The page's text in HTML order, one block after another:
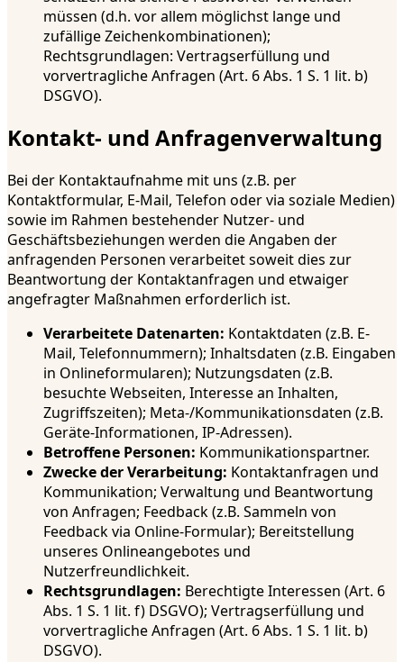
müssen (d.h. vor allem möglichst lange und
zufällige Zeichenkombinationen);
Rechtsgrundlagen: Vertragserfüllung und
vorvertragliche Anfragen (Art. 6 Abs. 1 S. 1 lit. b)
DSGVO).
Kontakt- und Anfragenverwaltung
Bei der Kontaktaufnahme mit uns (z.B. per
Kontaktformular, E-Mail, Telefon oder via soziale Medien)
sowie im Rahmen bestehender Nutzer- und
Geschäftsbeziehungen werden die Angaben der
anfragenden Personen verarbeitet soweit dies zur
Beantwortung der Kontaktanfragen und etwaiger
angefragter Maßnahmen erforderlich ist.
Verarbeitete Datenarten: Kontaktdaten (z.B. E-
Mail, Telefonnummern); Inhaltsdaten (z.B. Eingaben
in Onlineformularen); Nutzungsdaten (z.B.
besuchte Webseiten, Interesse an Inhalten,
Zugriffszeiten); Meta-/Kommunikationsdaten (z.B.
Geräte-Informationen, IP-Adressen).
Betroffene Personen: Kommunikationspartner.
Zwecke der Verarbeitung: Kontaktanfragen und
Kommunikation; Verwaltung und Beantwortung
von Anfragen; Feedback (z.B. Sammeln von
Feedback via Online-Formular); Bereitstellung
unseres Onlineangebotes und
Nutzerfreundlichkeit.
Rechtsgrundlagen: Berechtigte Interessen (Art. 6
Abs. 1 S. 1 lit. f) DSGVO); Vertragserfüllung und
vorvertragliche Anfragen (Art. 6 Abs. 1 S. 1 lit. b)
DSGVO).